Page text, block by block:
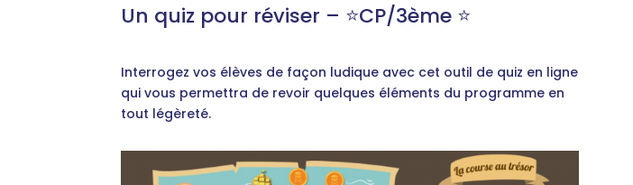
Un quiz pour réviser – ⭐️CP/3ème ⭐️
Interrogez vos élèves de façon ludique avec cet outil de quiz en ligne
qui vous permettra de revoir quelques éléments du programme en
tout légèreté.